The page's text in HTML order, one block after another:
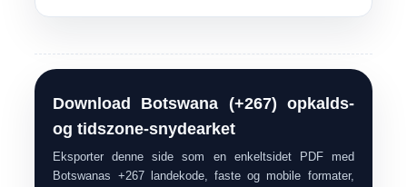
Download Botswana (+267) opkalds-
og tidszone-snydearket
Eksporter denne side som en enkeltsidet PDF med
Botswanas +267 landekode, faste og mobile formater,